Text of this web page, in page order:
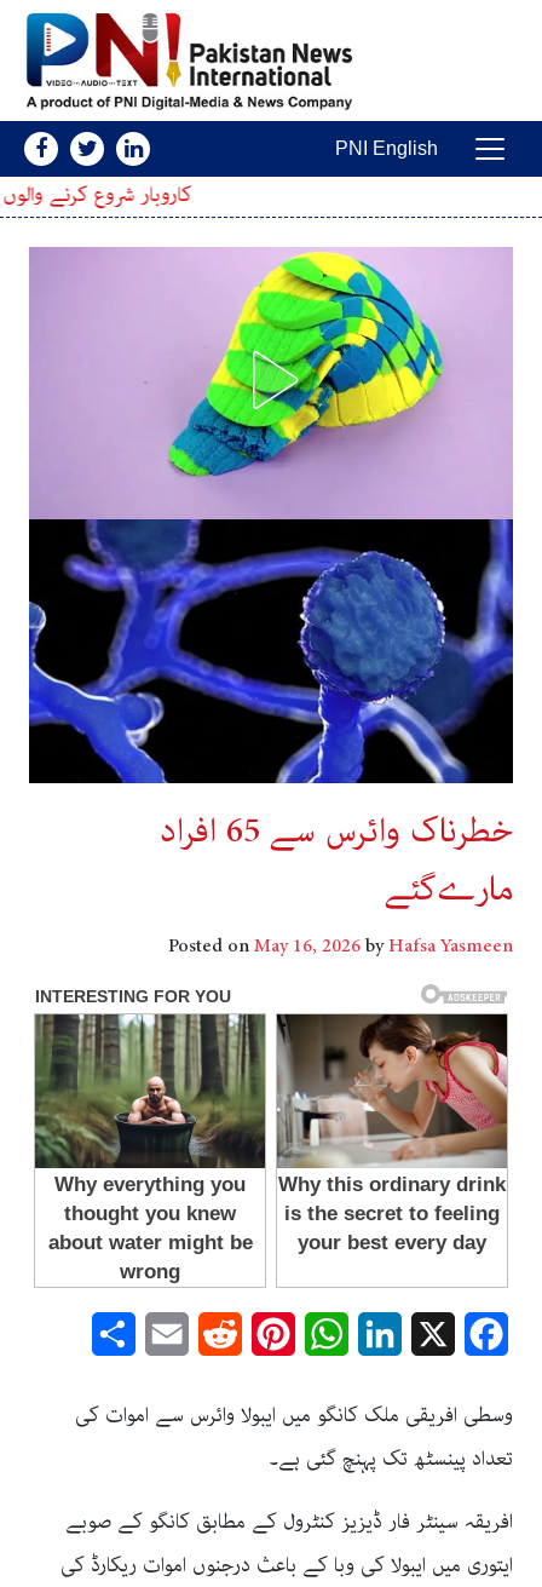
Main Navigation
PNI English
کاروبار شروع کرنے والوں کیلئے بڑی
خطرناک وائرس سے 65 افراد
مارےگئے
Posted onMay 16, 2026byHafsa Yasmeen
Facebook
LinkedIn
WhatsApp
Pinterest
Reddit
Email
وسطی افریقی ملک کانگو میں ایبولا وائرس سے اموات کی
تعداد پینسٹھ تک پہنچ گئی ہے۔
افریقہ سینٹر فار ڈیزیز کنٹرول کے مطابق کانگو کے صوبے
ایتوری میں ایبولا کی وبا کے باعث درجنوں اموات ریکارڈ کی